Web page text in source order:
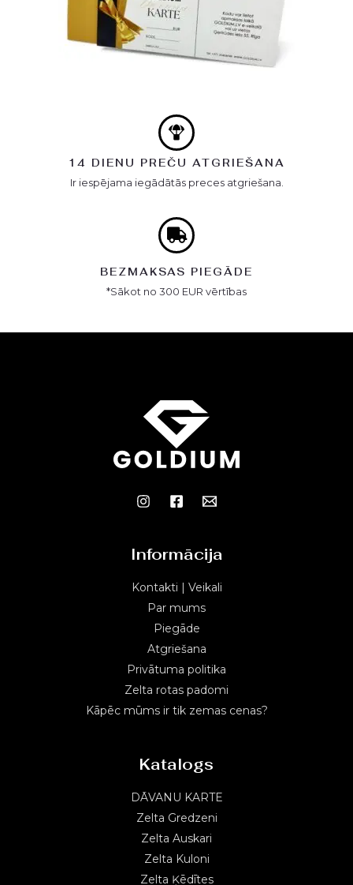
14 DIENU PREČU ATGRIEŠANA
Ir iespējama iegādātās preces atgriešana.
BEZMAKSAS PIEGĀDE
*Sākot no 300 EUR vērtības
Informācija
Kontakti | Veikali
Par mums
Piegāde
Atgriešana
Privātuma politika
Zelta rotas padomi
Kāpēc mūms ir tik zemas cenas?
Katalogs
DĀVANU KARTE
Zelta Gredzeni
Zelta Auskari
Zelta Kuloni
Zelta Ķēdītes